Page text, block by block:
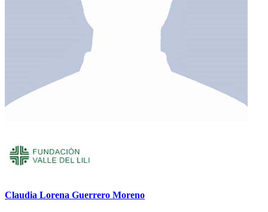
Claudia Lorena Guerrero Moreno